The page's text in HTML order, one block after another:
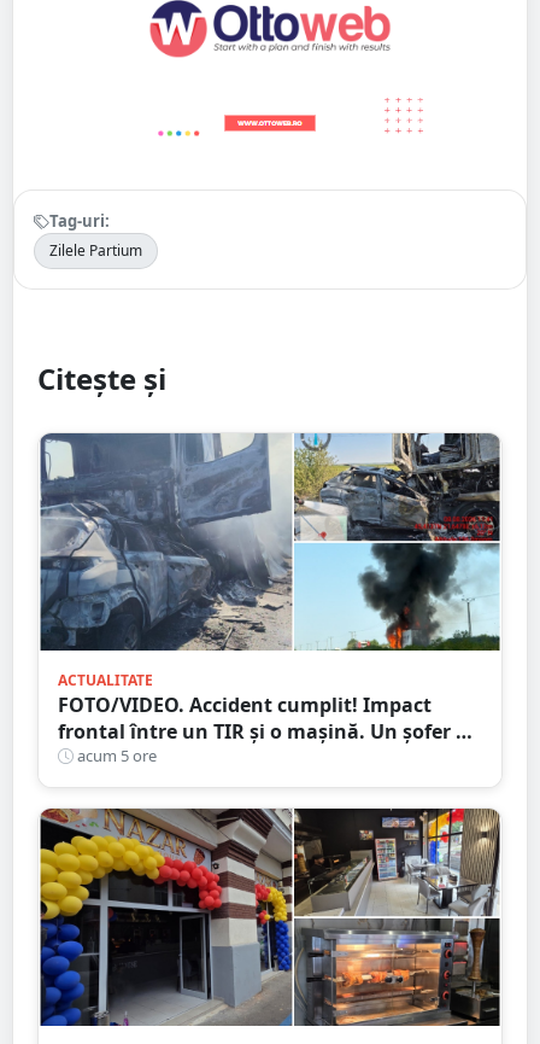
Tag-uri:
Zilele Partium
Citește și
ACTUALITATE
FOTO/VIDEO. Accident cumplit! Impact
frontal între un TIR și o mașină. Un șofer a
murit carbonizat
acum 5 ore